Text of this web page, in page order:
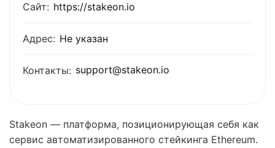
Сайт: https://stakeon.io
Адрес: Не указан
Контакты: support@stakeon.io
Stakeon — платформа, позиционирующая себя как
сервис автоматизированного стейкинга Ethereum.